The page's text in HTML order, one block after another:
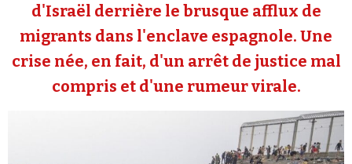
d'Israël derrière le brusque afflux de
migrants dans l'enclave espagnole. Une
crise née, en fait, d'un arrêt de justice mal
compris et d'une rumeur virale.